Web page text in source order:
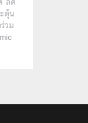
ตุ้น
วม